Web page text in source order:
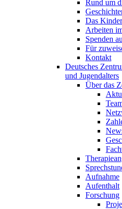
Rund um
Das
Arbeiten
Spenden
Für
Kontakt
Deutsches
und Jugendalters
Über das
Aufnahme
Aufenthalt
Forschung